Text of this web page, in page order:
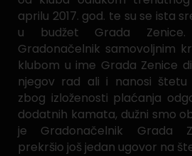
aprilu 2017. god. te su se ista
u budžet Grada
Gradonačelnik samovoljnim
klubom u ime Grada Zenice
njegov rad ali i nanosi štetu
zbog izloženosti plaćanja
dodatnih kamata, dužni smo
je Gradonačelnik Grada
prekršio još jedan ugovor na